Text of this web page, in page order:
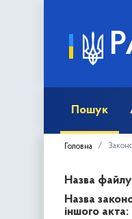
Пошук
Головна
Назва
Назва
іншого акта: